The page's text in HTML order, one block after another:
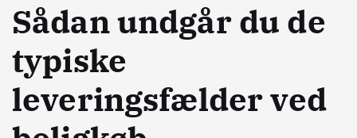
Sådan undgår du de
typiske
leveringsfælder ved